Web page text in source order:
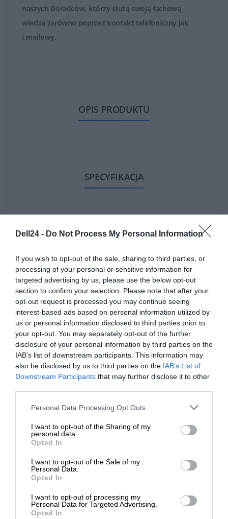
Dell24 - Do Not Process My Personal Information
If you wish to opt-out of the sale, sharing to third parties, or
processing of your personal or sensitive information for
targeted advertising by us, please use the below opt-out
section to confirm your selection. Please note that after your
opt-out request is processed you may continue seeing
interest-based ads based on personal information utilized by
us or personal information disclosed to third parties prior to
your opt-out. You may separately opt-out of the further
disclosure of your personal information by third parties on the
IAB’s list of downstream participants. This information may
also be disclosed by us to third parties on the IAB’s List of
Downstream Participants that may further disclose it to other
Personal Data Processing Opt Outs
I want to opt-out of the Sharing of my
personal data.
Opted In
I want to opt-out of the Sale of my
Personal Data.
Opted In
I want to opt-out of processing my
Personal Data for Targeted Advertising.
Opted In
naszych Doradców, którzy służą swoją fachową
wiedzą zarówno poprzez kontakt telefoniczny jak
i mailowy.
OPIS PRODUKTU
SPECYFIKACJA
Czas realizacji zamówienia od 5-14 dni.
W celu potwierdzenia kompatybilności baterii prosimy o
kontakt, w celu weryfikacji.
Bateria może być kompatybilna z laptopami Dell:
Commercial Chrome Chromebook 3400 FOREST
CREEK 14 BTX
Latitude 5285 PEBBLE CREEK BTX
Latitude 5285 PEBBLE CREEK CTO
Latitude 7400 2-IN-1 SPYGLASS BTX
Precision Notebooks 5510 BERLINETTA P
Precision Notebooks 5520 BERLINETTA P MLK BTX
Precision Notebooks 5520 BERLINETTA P MLK CTO
Precision Notebooks 5530 BERLINETTA P CFL BTX
Precision Notebooks 5530 BERLINETTA P CFL CTO
Precision Notebooks 5540 BERLINETTA P CFL R
CTO